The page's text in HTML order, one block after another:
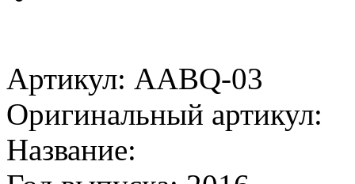
Артикул: AABQ-03
Оригинальный артикул:
Название: